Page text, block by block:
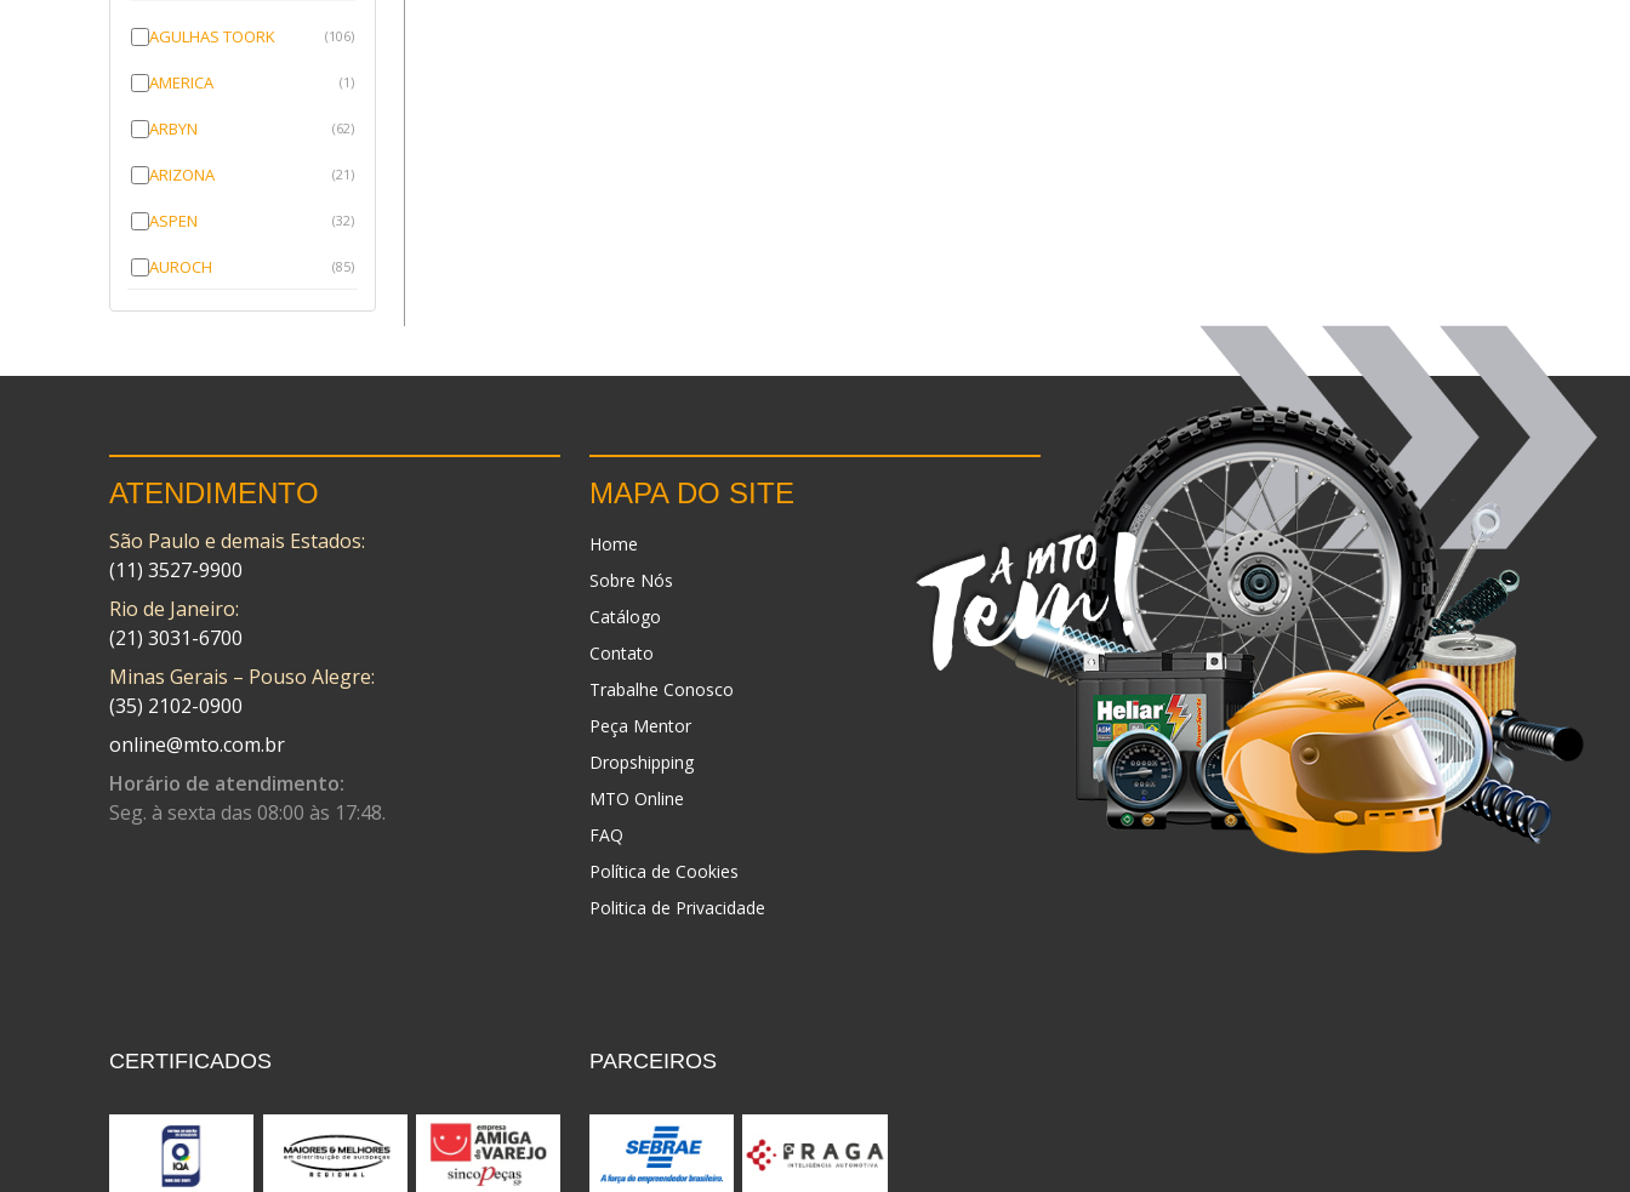
AGULHAS TOORK (106)
AMERICA (1)
ARBYN (62)
ARIZONA (21)
ASPEN (32)
AUROCH (85)
AURORENSE (143)
CAWU (10)
CISER
CMP (10)
COMETA
CONTROL FLEX (92)
CPL IMPORT
DANIDREA (160)
DIVERSOS
DOMINATOR (64)
ATENDIMENTO
São Paulo e demais Estados:
(11) 3527-9900
Rio de Janeiro:
(21) 3031-6700
Minas Gerais – Pouso Alegre:
(35) 2102-0900
online@mto.com.br
Horário de atendimento:
Seg. à sexta das 08:00 às 17:48.
MAPA DO SITE
Home
Sobre Nós
Catálogo
Contato
Trabalhe Conosco
Peça Mentor
Dropshipping
MTO Online
FAQ
Política de Cookies
Politica de Privacidade
CERTIFICADOS PARCEIROS